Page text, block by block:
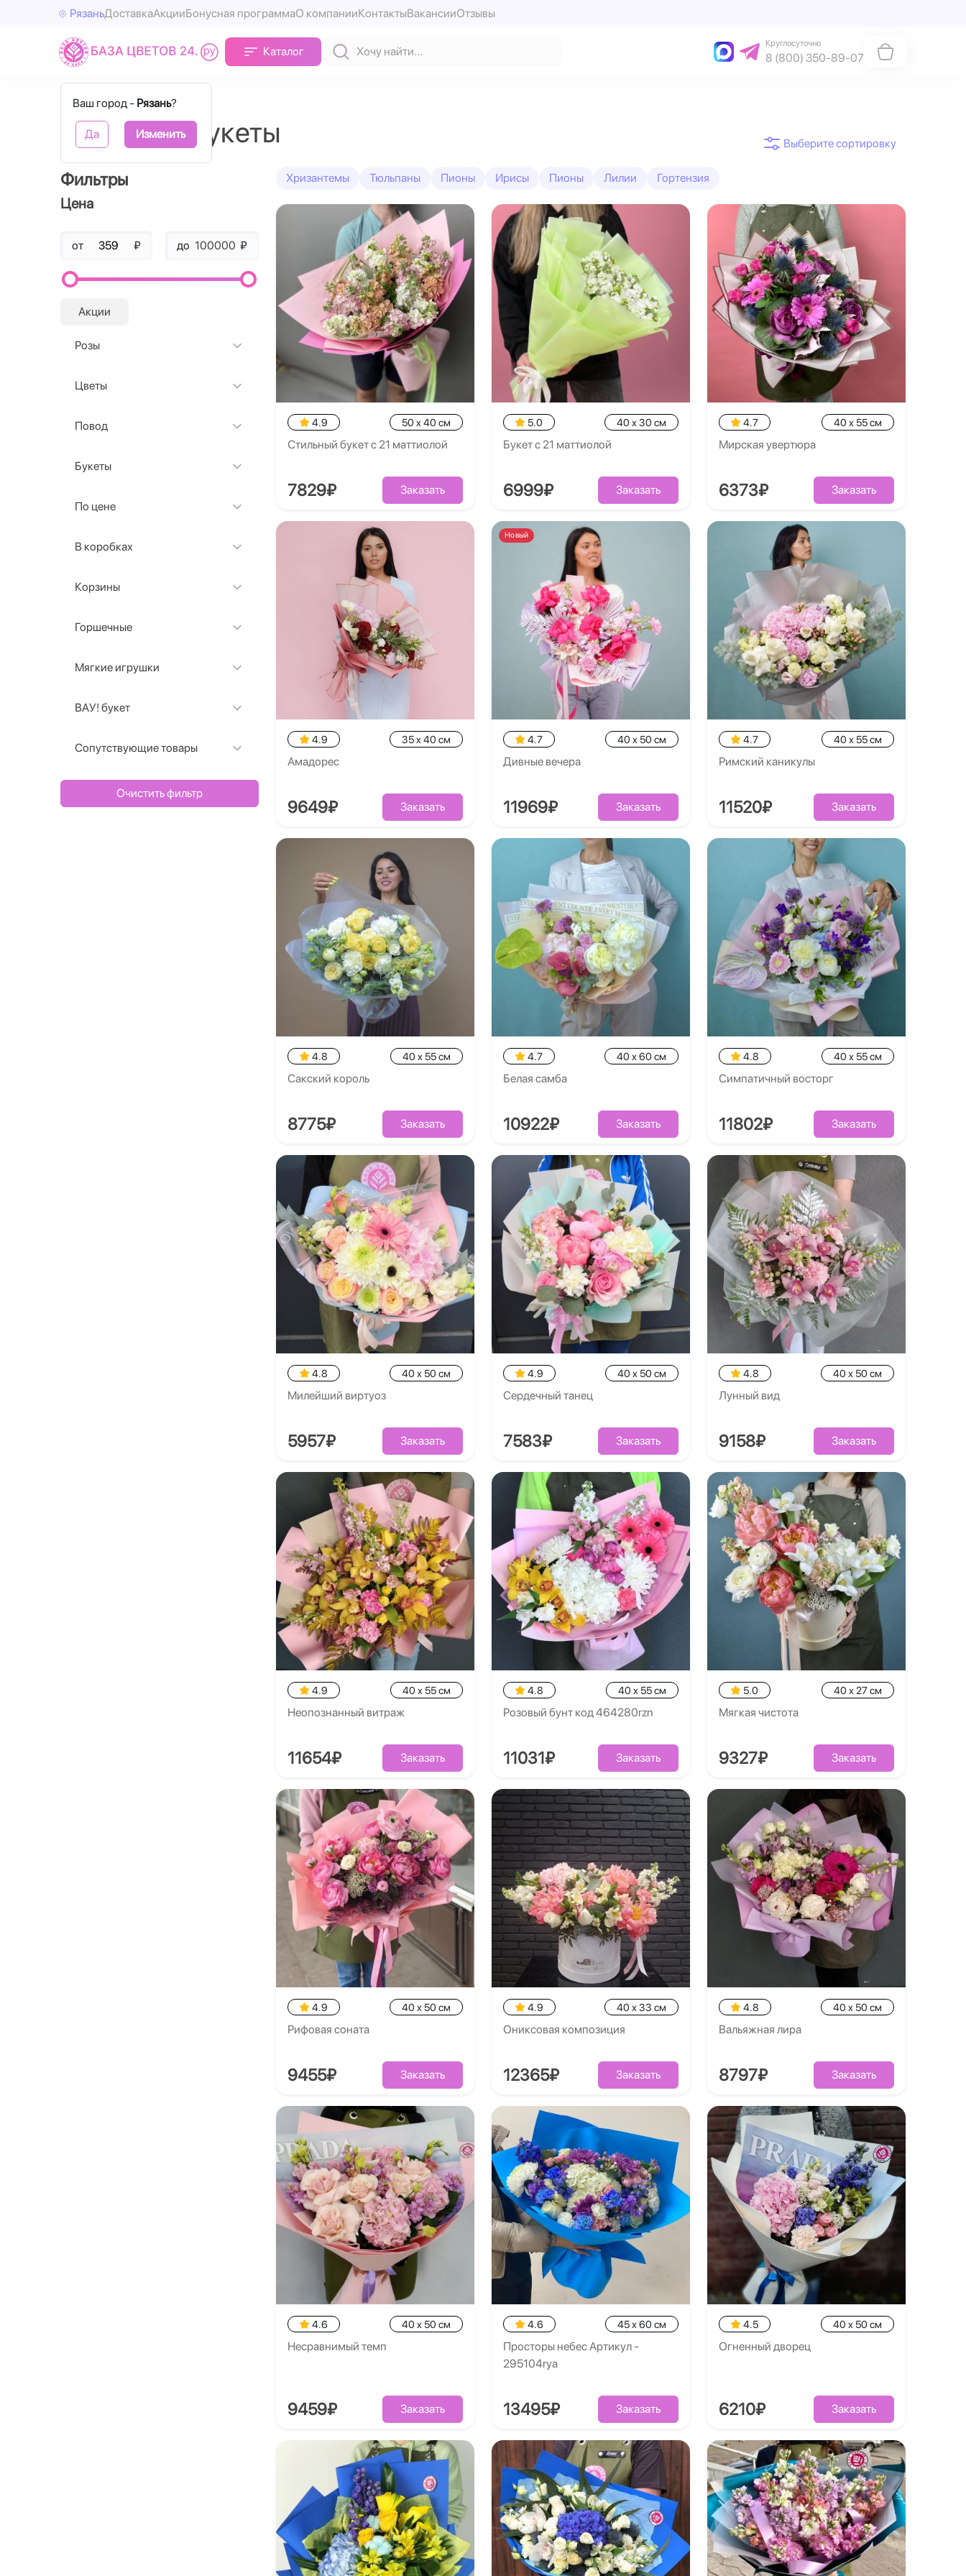
РязаньДоставкаАкцииБонусная программаО компанииКонтактыВакансииОтзывы
Каталог
Круглосуточно
8 (800) 350-89-07
Ваш город - Рязань?
Да Изменить
Маттиола букеты
Фильтры
Цена
от ₽ до ₽
Акции
Розы
Цветы
Повод
Букеты
По цене
В коробках
Корзины
Горшечные
Мягкие игрушки
ВАУ! букет
Сопутствующие товары
Очистить фильтр
Хризантемы Тюльпаны Пионы Ирисы Пионы Лилии Гортензия
4.9 50 x 40 см
Стильный букет с 21 маттиолой
7829₽ Заказать
5.0 40 x 30 см
Букет с 21 маттиолой
6999₽ Заказать
4.7 40 x 55 см
Мирская увертюра
6373₽ Заказать
4.9 35 x 40 см
Амадорес
9649₽ Заказать
Новый
4.7 40 x 50 см
Дивные вечера
11969₽ Заказать
4.7 40 x 55 см
Римский каникулы
11520₽ Заказать
4.8 40 x 55 см
Сакский король
8775₽ Заказать
4.7 40 x 60 см
Белая самба
10922₽ Заказать
4.8 40 x 55 см
Симпатичный восторг
11802₽ Заказать
4.8 40 x 50 см
Милейший виртуоз
5957₽ Заказать
4.9 40 x 50 см
Сердечный танец
7583₽ Заказать
4.8 40 x 50 см
Лунный вид
9158₽ Заказать
4.9 40 x 55 см
Неопознанный витраж
11654₽ Заказать
4.8 40 x 55 см
Розовый бунт код 464280rzn
11031₽ Заказать
5.0 40 x 27 см
Мягкая чистота
9327₽ Заказать
4.9 40 x 50 см
Рифовая соната
9455₽ Заказать
4.9 40 x 33 см
Ониксовая композиция
12365₽ Заказать
4.8 40 x 50 см
Вальяжная лира
8797₽ Заказать
4.6 40 x 50 см
Несравнимый темп
9459₽ Заказать
4.6 45 x 60 см
Просторы небес Артикул -
295104rya
13495₽ Заказать
4.5 40 x 50 см
Огненный дворец
6210₽ Заказать